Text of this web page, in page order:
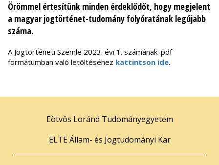
Örömmel értesítünk minden érdeklődőt, hogy megjelent
a magyar jogtörténet-tudomány folyóratának legújabb
száma.
A Jogtörténeti Szemle 2023. évi 1. számának .pdf
formátumban való letöltéséhez kattintson ide.
Eötvös Loránd Tudományegyetem
ELTE Állam- és Jogtudományi Kar